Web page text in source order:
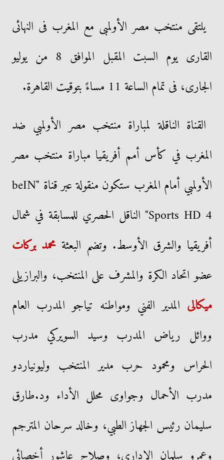
يلتقى منتخب مصر الأولمبى مع المغرب فى النهائى
القارى يوم السبت المقبل الموافق 8 من يوليو
الجارى، فى تمام الساعة 11 مساءً بتوقيت القاهرة.
القناة الناقلة لمباراة منتخب مصر الأولمبي ضد
المغرب في كأس أمم أفريقيا مباراة منتخب مصر
الأولمبي أمام المغرب ستكون منقولة عبر قناة "beIN
Sports HD 4" الناقل الحصري للمسابقة في شمال
أفريقيا والشرق الأوسط. وتضم البعثة محمد بركات
عضو اتحاد الكرة والمشرف على المنتخب، والبرازيلى
ميكالى المدير الفني ومواطنه تياجو المدرب العام
ووائل رياض المدرب وسيد السويركي مدرب
الحراس ومحمود حرب مدير المنتخب وليونياردو
مدرب الأحمال وجواوى محلل الأداء ود.طارق
سليمان رئيس الجهاز الطبي، وخالد سرحان المترجم